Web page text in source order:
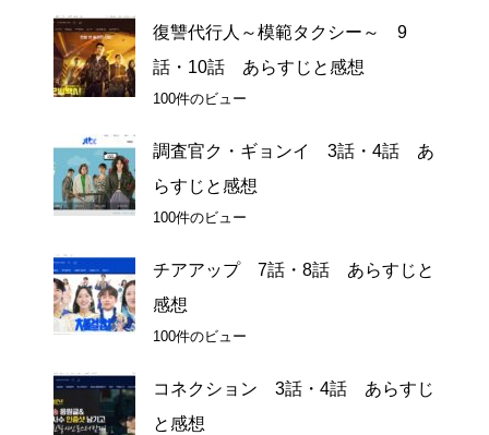
復讐代行人～模範タクシー～ 9
話・10話 あらすじと感想
100件のビュー
調査官ク・ギョンイ 3話・4話 あ
らすじと感想
100件のビュー
チアアップ 7話・8話 あらすじと
感想
100件のビュー
コネクション 3話・4話 あらすじ
と感想